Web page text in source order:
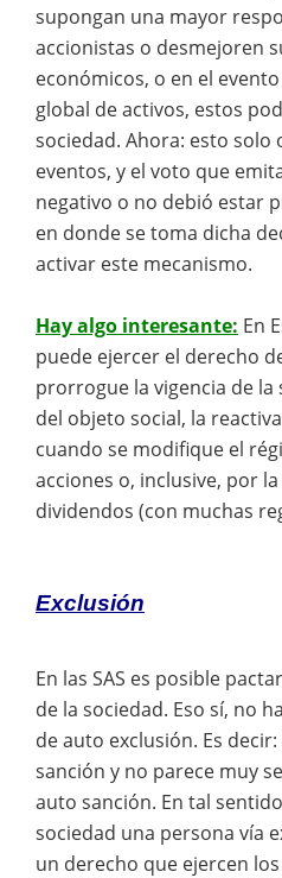
supongan una mayor
accionistas o desmejoren
económicos, o en el
global de activos, estos
sociedad. Ahora: esto solo
eventos, y el voto que
negativo o no debió estar
en donde se toma dicha
activar este mecanismo.
Hay algo interesante: En
puede ejercer el derecho
prorrogue la vigencia de la
del objeto social, la
cuando se modifique el
acciones o, inclusive, por
dividendos (con muchas
Exclusión
En las SAS es posible
de la sociedad. Eso sí, no
de auto exclusión. Es
sanción y no parece muy
auto sanción. En tal
sociedad una persona vía
un derecho que ejercen